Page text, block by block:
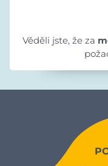
Věděli jste, že za